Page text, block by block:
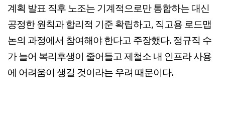
계획 발표 직후 노조는 기계적으로만 통합하는 대신
공정한 원칙과 합리적 기준 확립하고, 직고용 로드맵
논의 과정에서 참여해야 한다고 주장했다. 정규직 수
가 늘어 복리후생이 줄어들고 제철소 내 인프라 사용
에 어려움이 생길 것이라는 우려 때문이다.